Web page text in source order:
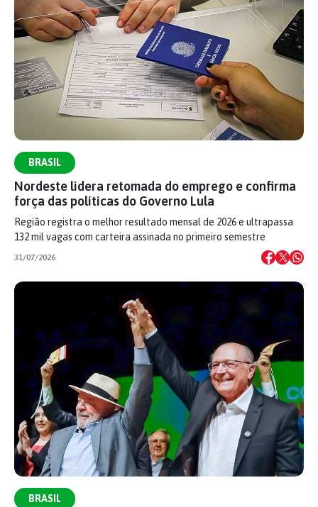
BRASIL
Nordeste lidera retomada do emprego e confirma
força das políticas do Governo Lula
Região registra o melhor resultado mensal de 2026 e ultrapassa
132 mil vagas com carteira assinada no primeiro semestre
31/07/2026
BRASIL